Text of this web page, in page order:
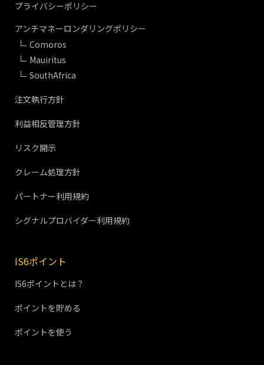
プライバシーポリシー
アンチマネーロンダリングポリシー
Comoros
Mauiritus
SouthAfrica
注文執行方針
利益相反管理方針
リスク開示
クレーム処理方針
パートナー利用規約
シグナルプロバイダー利用規約
IS6ポイント
IS6ポイントとは？
ポイントを貯める
ポイントを使う